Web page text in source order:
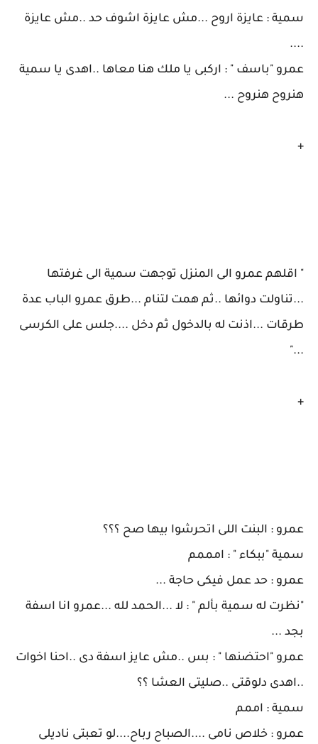
سمية : عايزة اروح ...مش عايزة اشوف حد ..مش عايزة
....
عمرو "باسف " : اركبى يا ملك هنا معاها ..اهدى يا سمية
هنروح هنروح ...
+
" اقلهم عمرو الى المنزل توجهت سمية الى غرفتها
...تناولت دوائها ..ثم همت لتنام ...طرق عمرو الباب عدة
طرقات ...اذنت له بالدخول ثم دخل ....جلس على الكرسى
..."
+
عمرو : البنت اللى اتحرشوا بيها صح ؟؟؟
سمية "ببكاء " : امممم
عمرو : حد عمل فيكى حاجة ...
"نظرت له سمية بألم " : لا ...الحمد لله ...عمرو انا اسفة
بجد ...
عمرو "احتضنها " : بس ..مش عايز اسفة دى ..احنا اخوات
..اهدى دلوقتى ..صليتى العشا ؟؟
سمية : اممم
عمرو : خلاص نامى ....الصباح رباح....لو تعبتى ناديلى